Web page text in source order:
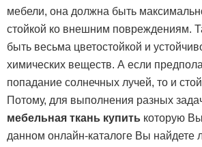
мебели, она должна быть
стойкой ко внешним повреждениям.
быть весьма цветостойкой и
химических веществ. А если
попадание солнечных лучей, то и
Потому, для выполнения разных
мебельная ткань купить которую
данном онлайн-каталоге Вы найдете